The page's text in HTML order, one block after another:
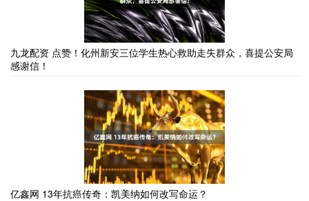
九龙配资 点赞！化州新安三位学生热心救助走失群众，喜提公安局
感谢信！
亿鑫网 13年抗癌传奇：凯美纳如何改写命运？